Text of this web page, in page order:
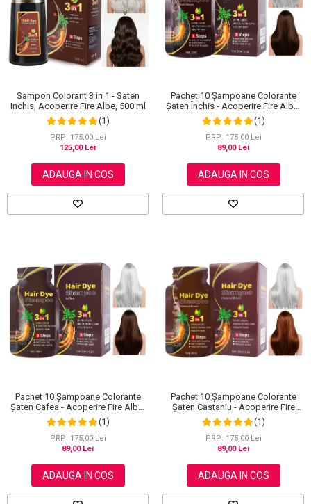
Sampon Colorant 3 in 1 - Saten
Inchis, Acoperire Fire Albe, 500 ml
(1)
PRP: 175,00 Lei
125,00 Lei
ADAUGA IN COS
Pachet 10 Șampoane Colorante
Șaten Închis - Acoperire Fire Albe,
10x30ml (1)
PRP: 175,00 Lei
89,00 Lei
ADAUGA IN COS
Pachet 10 Șampoane Colorante
Șaten Cafea - Acoperire Fire Albe,
10x30ml (1)
PRP: 175,00 Lei
89,00 Lei
ADAUGA IN COS
Pachet 10 Șampoane Colorante
Șaten Castaniu - Acoperire Fire
Albe, 10x30ml(1)
PRP: 175,00 Lei
89,00 Lei
ADAUGA IN COS